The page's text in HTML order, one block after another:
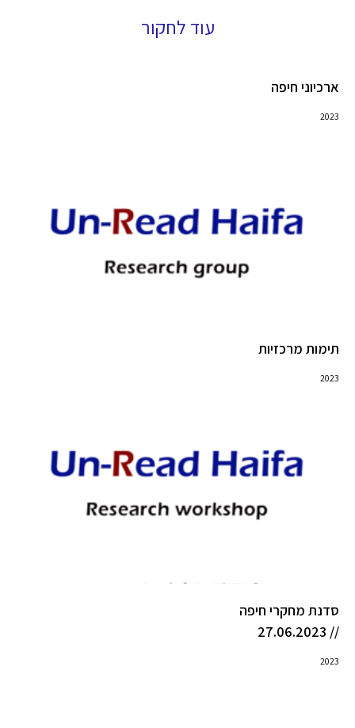
עוד לחקור
ארכיוני חיפה
2023
תימות מרכזיות
2023
סדנת מחקרי חיפה
// 27.06.2023
2023